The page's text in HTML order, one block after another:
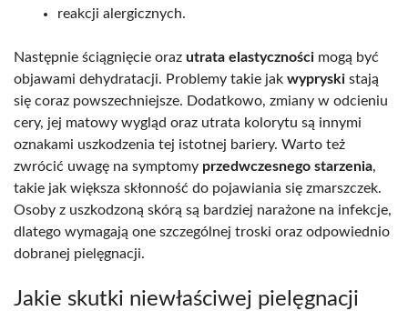
reakcji alergicznych.
Następnie ściągnięcie oraz utrata elastyczności mogą być
objawami dehydratacji. Problemy takie jak wypryski stają
się coraz powszechniejsze. Dodatkowo, zmiany w odcieniu
cery, jej matowy wygląd oraz utrata kolorytu są innymi
oznakami uszkodzenia tej istotnej bariery. Warto też
zwrócić uwagę na symptomy przedwczesnego starzenia,
takie jak większa skłonność do pojawiania się zmarszczek.
Osoby z uszkodzoną skórą są bardziej narażone na infekcje,
dlatego wymagają one szczególnej troski oraz odpowiednio
dobranej pielęgnacji.
Jakie skutki niewłaściwej pielęgnacji